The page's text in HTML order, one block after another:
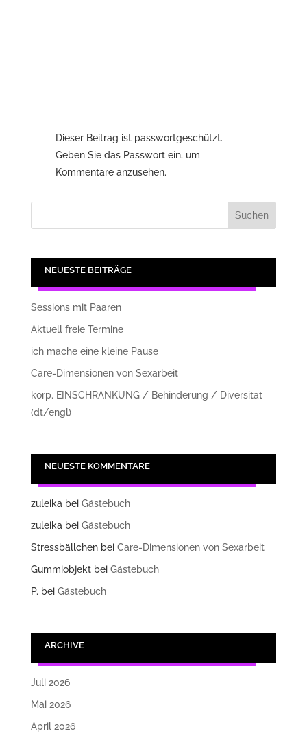
Dieser Beitrag ist passwortgeschützt.
Geben Sie das Passwort ein, um
Kommentare anzusehen.
NEUESTE BEITRÄGE
Sessions mit Paaren
Aktuell freie Termine
ich mache eine kleine Pause
Care-Dimensionen von Sexarbeit
körp. EINSCHRÄNKUNG / Behinderung / Diversität
(dt/engl)
NEUESTE KOMMENTARE
zuleika bei Gästebuch
zuleika bei Gästebuch
Stressbällchenbei Care-Dimensionen von Sexarbeit
Gummiobjektbei Gästebuch
P. bei Gästebuch
ARCHIVE
Juli 2026
Mai 2026
April 2026